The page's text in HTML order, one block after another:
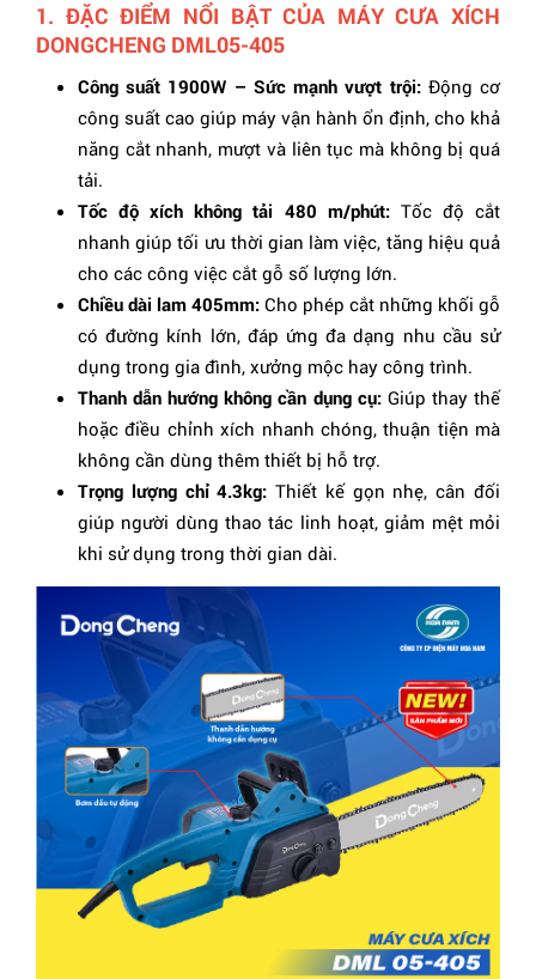
1. ĐẶC ĐIỂM NỔI BẬT CỦA MÁY CƯA XÍCH
DONGCHENG DML05-405
Công suất 1900W – Sức mạnh vượt trội: Động cơ
công suất cao giúp máy vận hành ổn định, cho khả
năng cắt nhanh, mượt và liên tục mà không bị quá
tải.
Tốc độ xích không tải 480 m/phút: Tốc độ cắt
nhanh giúp tối ưu thời gian làm việc, tăng hiệu quả
cho các công việc cắt gỗ số lượng lớn.
Chiều dài lam 405mm: Cho phép cắt những khối gỗ
có đường kính lớn, đáp ứng đa dạng nhu cầu sử
dụng trong gia đình, xưởng mộc hay công trình.
Thanh dẫn hướng không cần dụng cụ: Giúp thay thế
hoặc điều chỉnh xích nhanh chóng, thuận tiện mà
không cần dùng thêm thiết bị hỗ trợ.
Trọng lượng chỉ 4.3kg:Thiết kế gọn nhẹ, cân đối
giúp người dùng thao tác linh hoạt, giảm mệt mỏi
khi sử dụng trong thời gian dài.